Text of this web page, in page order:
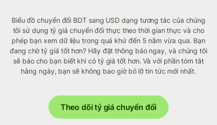
Biểu đồ chuyển đổi BDT sang USD dạng tương tác của chúng
tôi sử dụng tỷ giá chuyển đổi thực theo thời gian thực và cho
phép bạn xem dữ liệu trong quá khứ đến 5 năm vừa qua. Bạn
đang chờ tỷ giá tốt hơn? Hãy đặt thông báo ngay, và chúng tôi
sẽ báo cho bạn biết khi có tỷ giá tốt hơn. Và với phần tóm tắt
hằng ngày, bạn sẽ không bao giờ bỏ lỡ tin tức mới nhất.
Theo dõi tỷ giá chuyển đổi